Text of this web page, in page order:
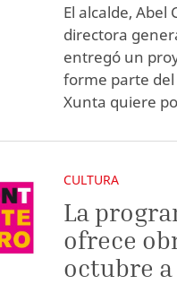
El alcalde,
directora
entregó un
forme parte del
Xunta quiere
CULTURA
La
ofrece
octubre